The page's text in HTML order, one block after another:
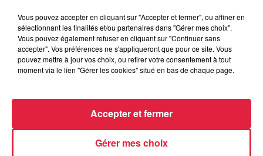
RADIO INFOS
TRAQUEURS D'EMPLOI CASTING
Vous pouvez accepter en cliquant sur "Accepter et fermer", ou affiner en
sélectionnant les finalités et/ou partenaires dans "Gérer mes choix".
Vous pouvez également refuser en cliquant sur "Continuer sans
accepter". Vos préférences ne s'appliqueront que pour ce site. Vous
pouvez mettre à jour vos choix, ou retirer votre consentement à tout
moment via le lien "Gérer les cookies" situé en bas de chaque page.
Gérer mes choix
Accepter et fermer